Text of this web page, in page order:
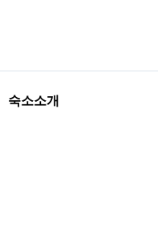
숙소소개